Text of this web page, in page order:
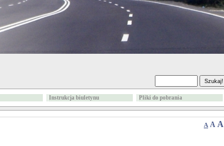
Instrukcja biuletynu Pliki do pobrania
A A A